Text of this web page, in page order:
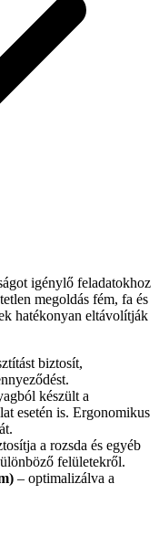
igénylő feladatokhoz
megoldás fém, fa és
hatékonyan eltávolítják
biztosít,
készült a
esetén is. Ergonomikus
a rozsda és egyéb
felületekről.
– optimalizálva a